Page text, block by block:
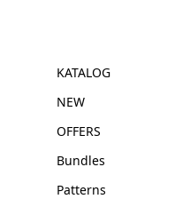
KATALOG
NEW
OFFERS
Bundles
Patterns